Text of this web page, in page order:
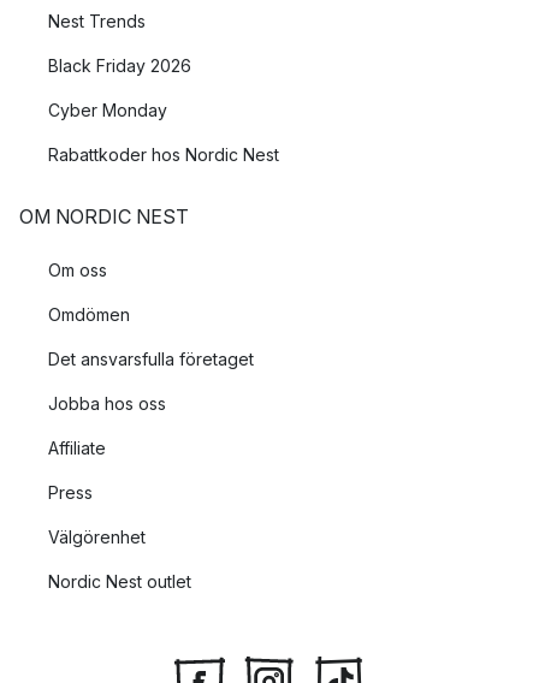
Nest Trends
Black Friday 2026
Cyber Monday
Rabattkoder hos Nordic Nest
OM NORDIC NEST
Om oss
Omdömen
Det ansvarsfulla företaget
Jobba hos oss
Affiliate
Press
Välgörenhet
Nordic Nest outlet